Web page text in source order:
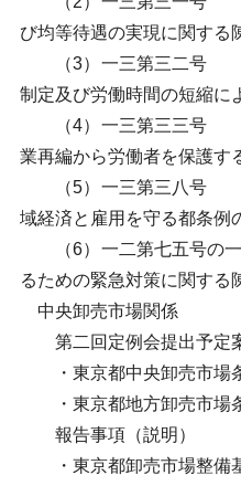
び均等待遇の実現に関する
（3）一三第三二号
制定及び労働時間の短縮に
（4）一三第三三号
業再編から労働者を保護す
（5）一三第三八号
域経済と雇用を守る都条例
（6）一二第七五号の
るための緊急対策に関する
中央卸売市場関係
第二回定例会提出予定案
・東京都中央卸売市場
・東京都地方卸売市場
報告事項（説明）
・東京都卸売市場整備